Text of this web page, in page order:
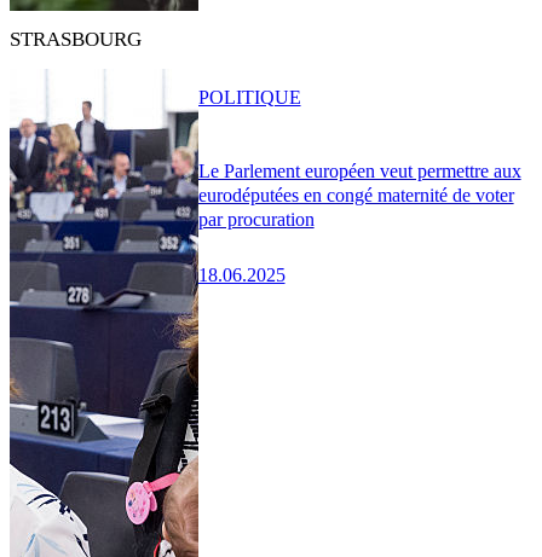
STRASBOURG
Le Parlement européen veut permettre aux
eurodéputées en congé maternité de voter
par procuration
18.06.2025
POLITIQUE